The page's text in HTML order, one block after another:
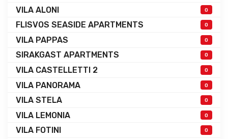
VILA ALONI 0
FLISVOS SEASIDE APARTMENTS 0
VILA PAPPAS 0
SIRAKGAST APARTMENTS 0
VILA CASTELLETTI 2 0
VILA PANORAMA 0
VILA STELA 0
VILA LEMONIA 0
VILA FOTINI 0